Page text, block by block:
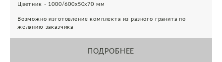
Цветник - 1000/600х50х70 мм
Возможно изготовление комплекта из разного гранита по
желанию заказчика
ПОДРОБНЕЕ